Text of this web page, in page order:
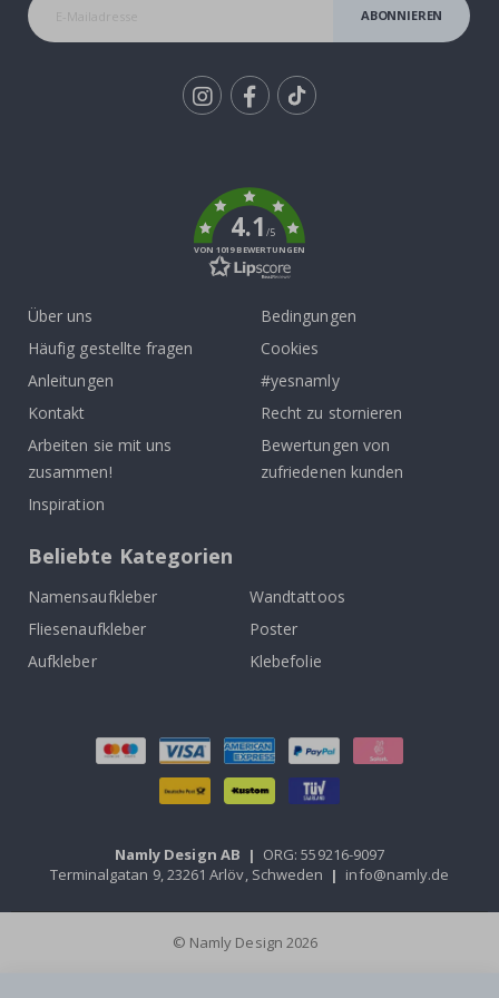
ABONNIEREN
4.1/5
VON 1019 BEWERTUNGEN
Über uns
Häufig gestellte fragen
Anleitungen
Kontakt
Arbeiten sie mit uns
zusammen!
Inspiration
Bedingungen
Cookies
#yesnamly
Recht zu stornieren
Bewertungen von
zufriedenen kunden
Beliebte Kategorien
Namensaufkleber
Wandtattoos
Fliesenaufkleber
Poster
Aufkleber
Klebefolie
Namly Design AB | ORG: 559216-9097
Terminalgatan 9, 23261 Arlöv, Schweden | info@namly.de
© Namly Design 2026